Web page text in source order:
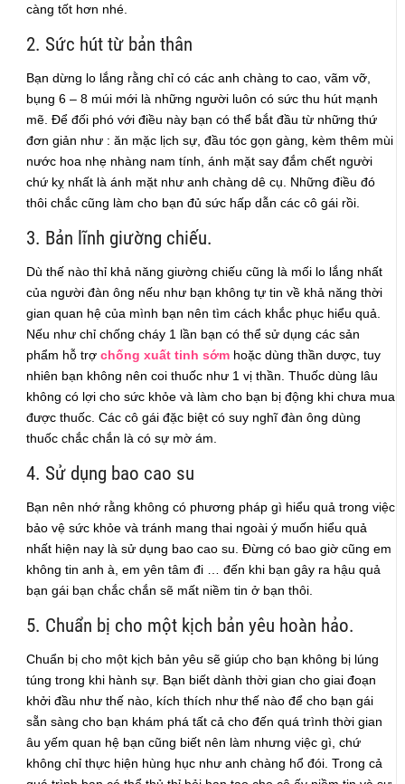
càng tốt hơn nhé.
2. Sức hút từ bản thân
Bạn dừng lo lắng rằng chỉ có các anh chàng to cao, vãm vỡ,
bụng 6 – 8 múi mới là những người luôn có sức thu hút mạnh
mẽ. Để đối phó với điều này bạn có thể bắt đầu từ những thứ
đơn giản như : ăn mặc lịch sự, đầu tóc gọn gàng, kèm thêm mùi
nước hoa nhẹ nhàng nam tính, ánh mặt say đắm chết người
chứ kỵ nhất là ánh mặt như anh chàng dê cụ. Những điều đó
thôi chắc cũng làm cho bạn đủ sức hấp dẫn các cô gái rồi.
3. Bản lĩnh giường chiếu.
Dù thế nào thỉ khả năng giường chiếu cũng là mối lo lắng nhất
của người đàn ông nếu như bạn không tự tin về khả năng thời
gian quan hệ của mình bạn nên tìm cách khắc phục hiểu quả.
Nếu như chỉ chống cháy 1 lần bạn có thể sử dụng các sản
phẩm hỗ trợchống xuất tinh sớm hoặc dùng thần dược, tuy
nhiên bạn không nên coi thuốc như 1 vị thần. Thuốc dùng lâu
không có lợi cho sức khỏe và làm cho bạn bị động khi chưa mua
được thuốc. Các cô gái đặc biệt có suy nghĩ đàn ông dùng
thuốc chắc chắn là có sự mờ ám.
4. Sử dụng bao cao su
Bạn nên nhớ rằng không có phương pháp gì hiểu quả trong việc
bảo vệ sức khỏe và tránh mang thai ngoài ý muốn hiểu quả
nhất hiện nay là sử dụng bao cao su. Đừng có bao giờ cũng em
không tin anh à, em yên tâm đi … đến khi bạn gây ra hậu quả
bạn gái bạn chắc chắn sẽ mất niềm tin ở bạn thôi.
5. Chuẩn bị cho một kịch bản yêu hoàn hảo.
Chuẩn bị cho một kịch bản yêu sẽ giúp cho bạn không bị lúng
túng trong khi hành sự. Bạn biết dành thời gian cho giai đoạn
khởi đầu như thế nào, kích thích như thế nào để cho bạn gái
sẵn sàng cho bạn khám phá tất cả cho đến quá trình thời gian
âu yếm quan hệ bạn cũng biết nên làm nhưng việc gì, chứ
không chỉ thực hiện hùng hục như anh chàng hổ đói. Trong cả